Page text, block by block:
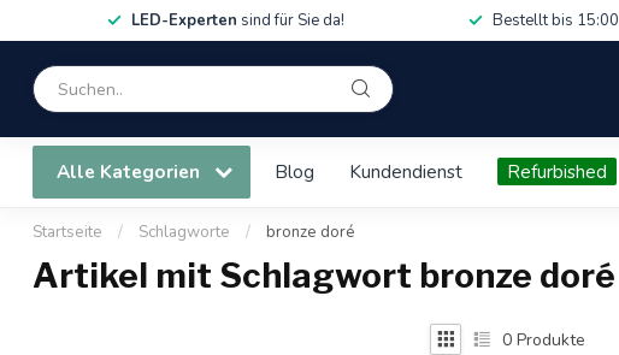
LED-Experten sind für Sie da! Bestellt bis 15:00
Alle Kategorien Blog Kundendienst Refurbished
Startseite / Schlagworte / bronze doré
Artikel mit Schlagwort bronze doré
0 Produkte